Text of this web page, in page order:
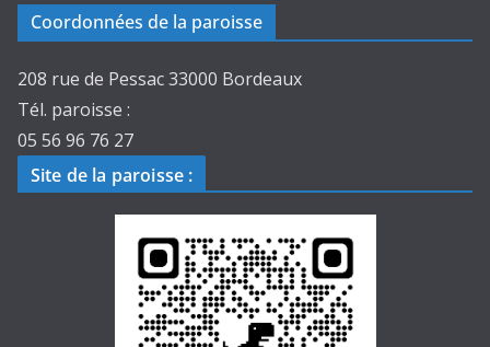
Coordonnées de la paroisse
208 rue de Pessac 33000 Bordeaux
Tél. paroisse :
05 56 96 76 27
Site de la paroisse :